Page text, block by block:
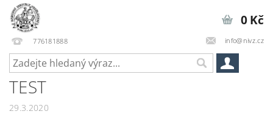
776181888 info@nivz.cz
0 Kč
TEST
29.3.2020